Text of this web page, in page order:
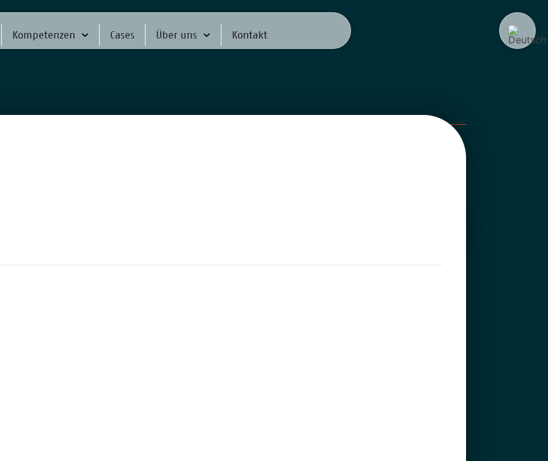
Kompetenzen Cases Über uns Kontakt
Flyer